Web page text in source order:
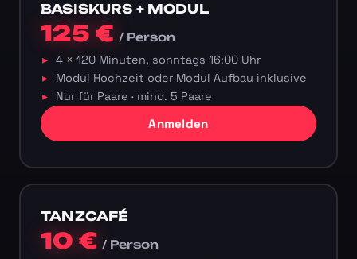
BASISKURS + MODUL
125 €/ Person
4 × 120 Minuten, sonntags 16:00 Uhr
Modul Hochzeit oder Modul Aufbau inklusive
Nur für Paare · mind. 5 Paare
Anmelden
TANZCAFÉ
10 €/ Person